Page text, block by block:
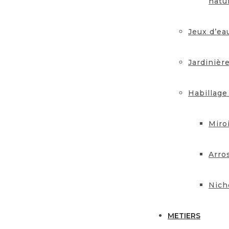
Jeux
METIERS